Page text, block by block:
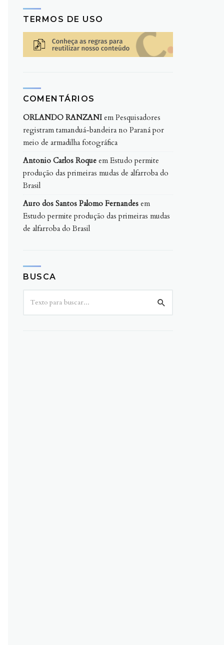
TERMOS DE USO
COMENTÁRIOS
ORLANDO RANZANI em Pesquisadores
registram tamanduá-bandeira no Paraná por
meio de armadilha fotográfica
Antonio Carlos Roque em Estudo permite
produção das primeiras mudas de alfarroba do
Brasil
Auro dos Santos Palomo Fernandes em
Estudo permite produção das primeiras mudas
de alfarroba do Brasil
BUSCA